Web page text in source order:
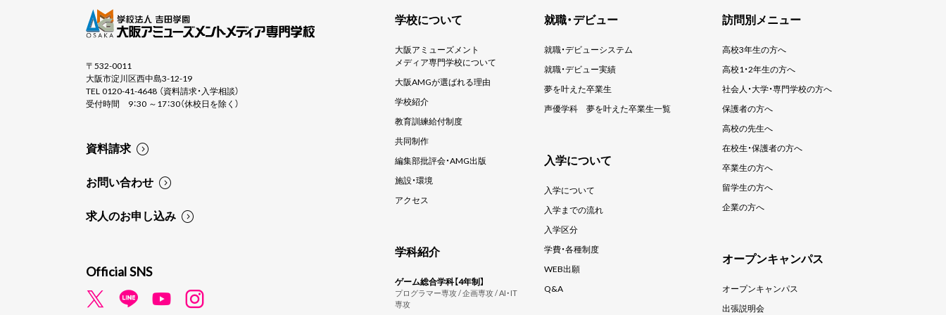
学校について
大阪アミューズメント
メディア専門学校について
大阪AMGが選ばれる理由
学校紹介
教育訓練給付制度
共同制作
編集部批評会・AMG出版
施設・環境
アクセス
学科紹介
ゲーム総合学科【4年制】
プログラマー専攻 / 企画専攻 / AI・IT
専攻
就職・デビュー
就職・デビューシステム
就職・デビュー実績
夢を叶えた卒業生
声優学科 夢を叶えた卒業生一覧
入学について
入学について
入学までの流れ
入学区分
学費・各種制度
WEB出願
Q&A
訪問別メニュー
高校3年生の方へ
高校1・2年生の方へ
社会人・大学・専門学校の方へ
保護者の方へ
高校の先生へ
在校生・保護者の方へ
卒業生の方へ
留学生の方へ
企業の方へ
オープンキャンパス
オープンキャンパス
出張説明会
〒532-0011
大阪市淀川区西中島3-12-19
TEL 0120-41-4648 （資料請求・入学相談）
受付時間 9：30 ～17：30（休校日を除く）
資料請求
お問い合わせ
求人のお申し込み
Official SNS